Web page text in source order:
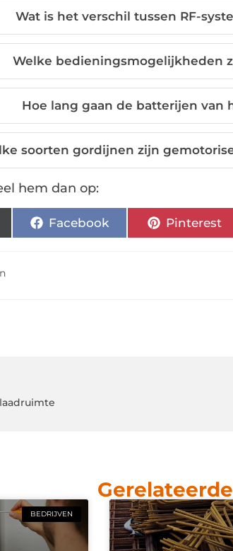
Wat is het verschil tussen RF-
Welke bedieningsmogelijkheden
Hoe lang gaan de batterijen van
soorten gordijnen zijn
hem dan op:
Facebook Pinterest
BEDRIJVEN